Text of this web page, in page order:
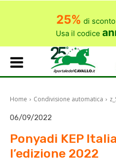
25% di
Usa il codice
Home Condivisione automatica
06/09/2022
Ponyadi KEP
l’edizione 2022